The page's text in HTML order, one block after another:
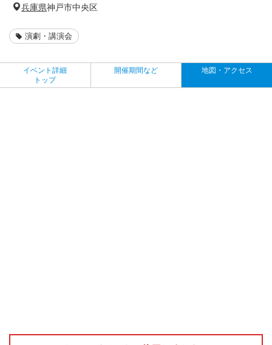
兵庫県神戸市中央区
演劇・講演会
イベント詳細
トップ
開催期間など 地図・アクセス